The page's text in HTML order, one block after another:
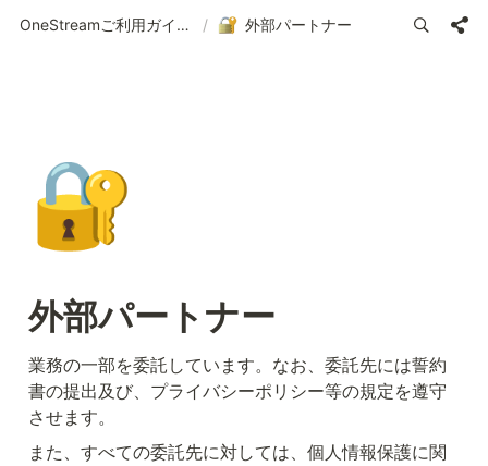
OneStreamご利用ガイド | 使い方の案内 / 外部パートナー
🔐
外部パートナー
業務の一部を委託しています。なお、委託先には誓約
書の提出及び、プライバシーポリシー等の規定を遵守
させます。
また、すべての委託先に対しては、個人情報保護に関